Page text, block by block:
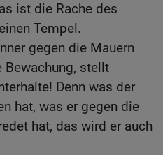
ist die Rache des
Tempel.
gegen die Mauern
Bewachung, stellt
Denn was der
hat, was er gegen die
hat, das wird er auch